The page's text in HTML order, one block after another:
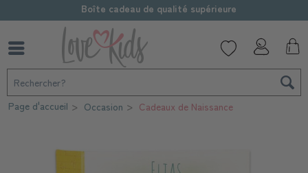
Boîte cadeau de qualité supérieure
Page d'accueil Occasion Cadeaux de Naissance